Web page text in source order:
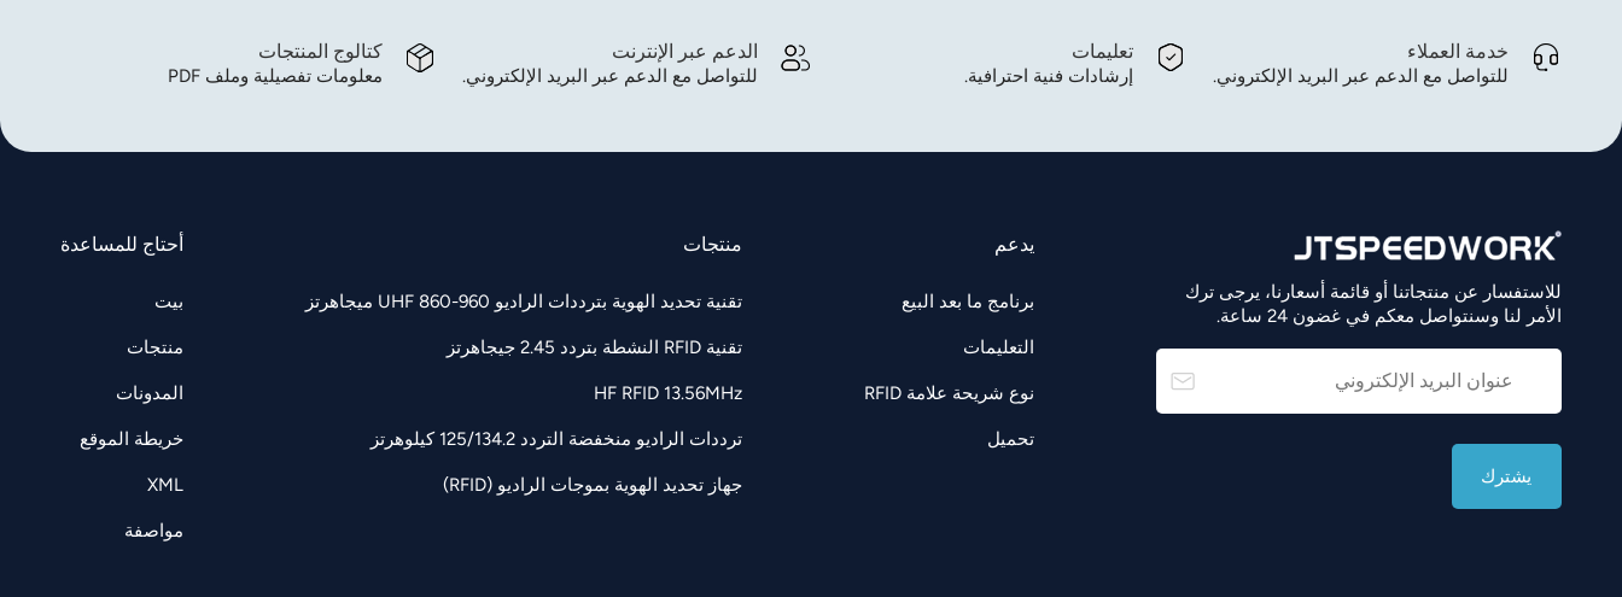
كتالوج المنتجات
معلومات تفصيلية وملف PDF
الدعم عبر الإنترنت
للتواصل مع الدعم عبر البريد الإلكتروني.
تعليمات
إرشادات فنية احترافية.
خدمة العملاء
للتواصل مع الدعم عبر البريد الإلكتروني.
للاستفسار عن منتجاتنا أو قائمة أسعارنا، يرجى ترك
الأمر لنا وسنتواصل معكم في غضون 24 ساعة.
يدعم
برنامج ما بعد البيع
التعليمات
نوع شريحة علامة RFID
تحميل
منتجات
تقنية تحديد الهوية بترددات الراديو UHF 860-960 ميجاهرتز
تقنية RFID النشطة بتردد 2.45 جيجاهرتز
HF RFID 13.56MHz
ترددات الراديو منخفضة التردد 125/134.2 كيلوهرتز
جهاز تحديد الهوية بموجات الراديو (RFID)
أحتاج للمساعدة
بيت
منتجات
المدونات
خريطة الموقع
XML
مواصفة